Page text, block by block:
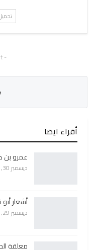
-
أقراء ايضا
عمرو بن
ديسمبر 30, 2024
أشعار
ديسمبر 29, 2024
معلقة